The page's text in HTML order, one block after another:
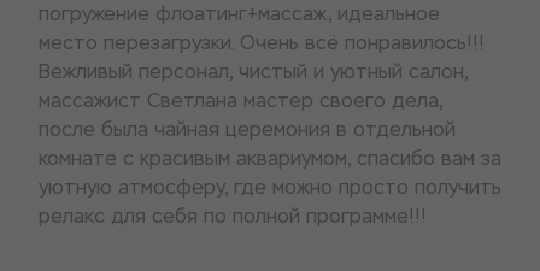
погружение флоатинг+массаж, идеальное
место перезагрузки. Очень всё понравилось!!!
Вежливый персонал, чистый и уютный салон,
массажист Светлана мастер своего дела,
после была чайная церемония в отдельной
комнате с красивым аквариумом, спасибо вам за
уютную атмосферу, где можно просто получить
релакс для себя по полной программе!!!